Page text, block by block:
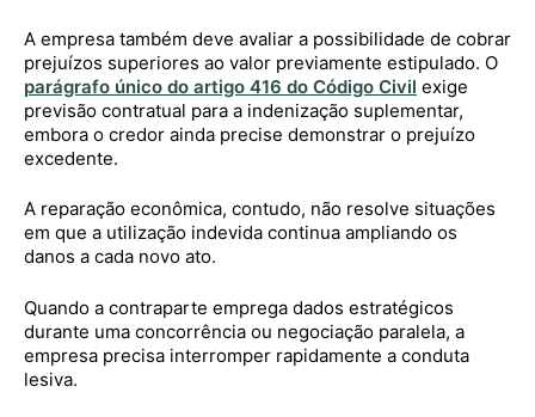
A empresa também deve avaliar a possibilidade de cobrar
prejuízos superiores ao valor previamente estipulado. O
parágrafo único do artigo 416 do Código Civil exige
previsão contratual para a indenização suplementar,
embora o credor ainda precise demonstrar o prejuízo
excedente.
A reparação econômica, contudo, não resolve situações
em que a utilização indevida continua ampliando os
danos a cada novo ato.
Quando a contraparte emprega dados estratégicos
durante uma concorrência ou negociação paralela, a
empresa precisa interromper rapidamente a conduta
lesiva.